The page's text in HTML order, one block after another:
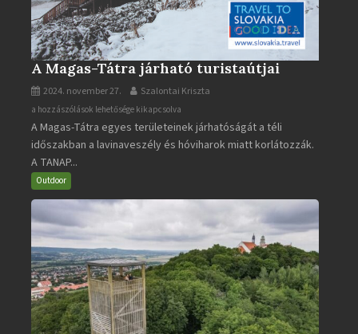
A Magas-Tátra járható turistaútjai
2024. november 27. Szalontai Kriszta
A
Magas-
Tátra
járható
turistaútjai
bejegyzéshez
a hozzászólások lehetősége kikapcsolva
A Magas-Tátra egyes területeinek járhatóságát a téli
időszakban a lavinaveszély és hóviharok miatt korlátozzák.
A TANAP...
Outdoor